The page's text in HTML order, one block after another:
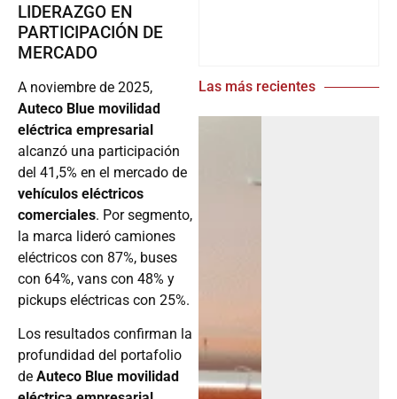
LIDERAZGO EN
PARTICIPACIÓN DE
MERCADO
A noviembre de 2025,
Auteco Blue movilidad
eléctrica empresarial
alcanzó una participación
del 41,5% en el mercado de
vehículos eléctricos
comerciales. Por segmento,
la marca lideró camiones
eléctricos con 87%, buses
con 64%, vans con 48% y
pickups eléctricas con 25%.
Los resultados confirman la
profundidad del portafolio
de Auteco Blue movilidad
Las más recientes